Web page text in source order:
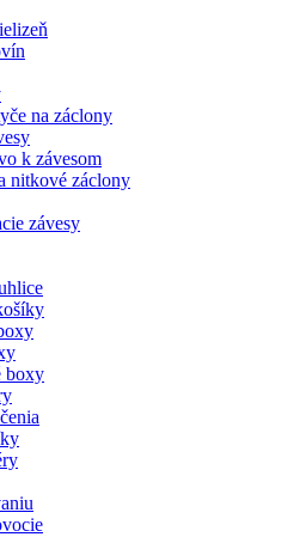
na záclony
k závesom
nitkové záclony
závesy
boxy